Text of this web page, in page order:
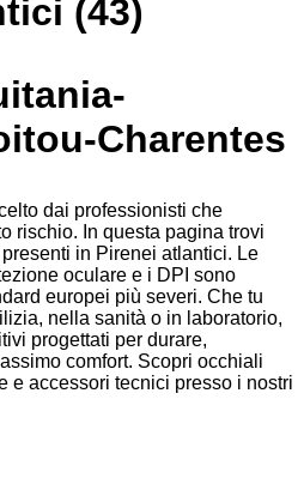
(43)
Charentes
dai professionisti che
rischio. In questa pagina trovi
in Pirenei atlantici. Le
oculare e i DPI sono
europei più severi. Che tu
nella sanità o in laboratorio,
progettati per durare,
comfort. Scopri occhiali
e accessori tecnici presso i nostri